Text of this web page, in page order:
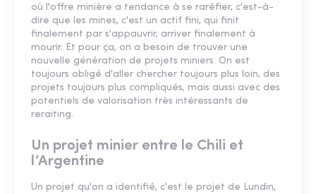
où l'offre minière a tendance à se raréfier, c'est-à-
dire que les mines, c'est un actif fini, qui finit
finalement par s'appauvrir, arriver finalement à
mourir. Et pour ça, on a besoin de trouver une
nouvelle génération de projets miniers. On est
toujours obligé d'aller chercher toujours plus loin, des
projets toujours plus compliqués, mais aussi avec des
potentiels de valorisation très intéressants de
reraiting.
Un projet minier entre le Chili et
l’Argentine
Un projet qu'on a identifié, c'est le projet de Lundin,